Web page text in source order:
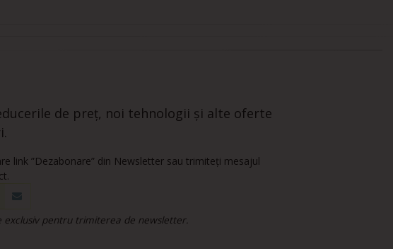
de preț, noi tehnologii și alte oferte
link ”Dezabonare” din Newsletter sau trimiteți mesajul
pentru trimiterea de newsletter.